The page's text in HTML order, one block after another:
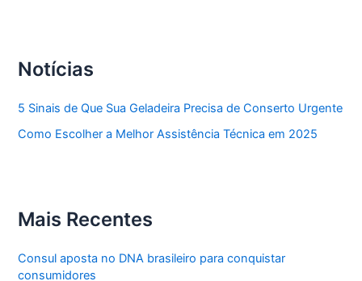
Notícias
5 Sinais de Que Sua Geladeira Precisa de Conserto Urgente
Como Escolher a Melhor Assistência Técnica em 2025
Mais Recentes
Consul aposta no DNA brasileiro para conquistar
consumidores